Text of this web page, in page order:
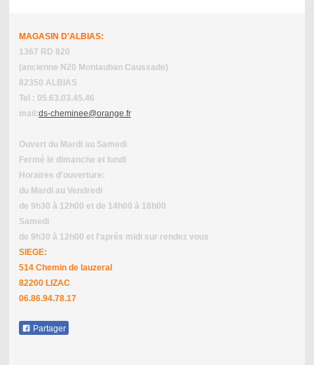
MAGASIN D'ALBIAS:
1367 RD 820
(ancienne N20 Montauban Caussade)
82350 ALBIAS
Tel : 05.63.03.45.46
mail:ds-cheminee@orange.fr
Ouvert du Mardi au Samedi
Fermé le dimanche et lundi
Horaires d'ouverture:
du Mardi au Vendredi
de 9h30 à 12h00 et de 14h00 à 18h00
Samedi
de 9h30 à 12h00 et l'aprés midi sur rendez vous
SIEGE:
514 Chemin de lauzeral
82200 LIZAC
06.86.94.78.17
Partager